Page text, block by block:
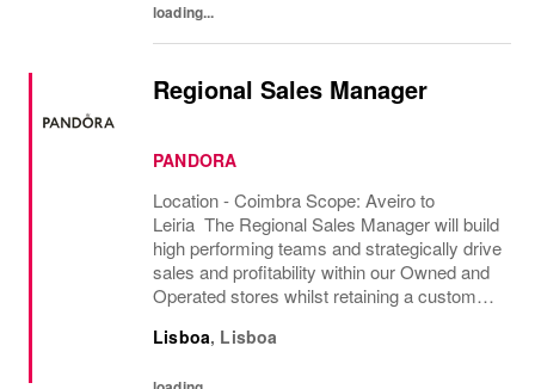
loading...
Regional Sales Manager
PANDORA
Location - Coimbra Scope: Aveiro to
Leiria The Regional Sales Manager will build
high performing teams and strategically drive
sales and profitability within our Owned and
Operated stores whilst retaining a customer-
local brand standards must be executed...
Lisboa, Lisboa